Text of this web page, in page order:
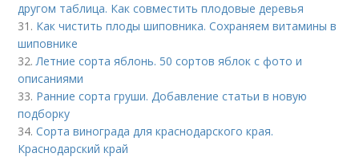
другом таблица. Как совместить плодовые деревья
31. Как чистить плоды шиповника. Сохраняем витамины в
шиповнике
32.Летние сорта яблонь. 50 сортов яблок с фото и
описаниями
33. Ранние сорта груши. Добавление статьи в новую
подборку
34.Сорта винограда для краснодарского края.
Краснодарский край